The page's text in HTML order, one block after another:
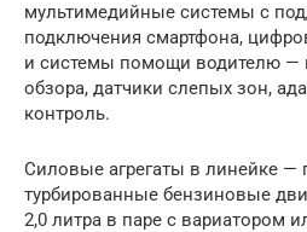
мультимедийные системы с
подключения смартфона,
и системы помощи водителю —
обзора, датчики слепых зон,
контроль.
Силовые агрегаты в линейке —
турбированные бензиновые
2,0 литра в паре с вариатором